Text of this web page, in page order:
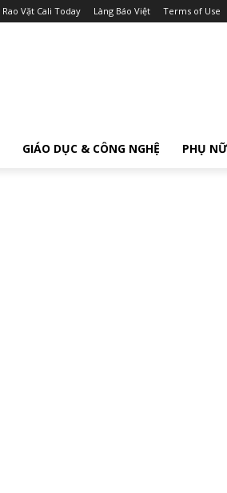
Rao Vặt Cali Today Làng Báo Việt Terms of Use
GIÁO DỤC & CÔNG NGHỆ PHỤ NỮ